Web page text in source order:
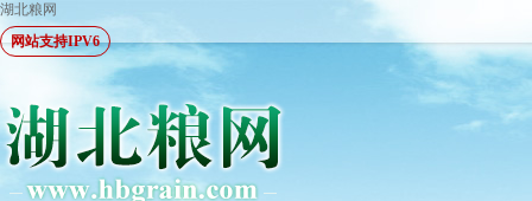
湖北粮网
网站支持IPV6